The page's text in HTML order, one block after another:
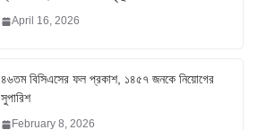
April 16, 2026
৪৬তম বিসিএসের ফল প্রকাশ, ১৪৫৭ জনকে নিয়োগের
সুপারিশ
February 8, 2026